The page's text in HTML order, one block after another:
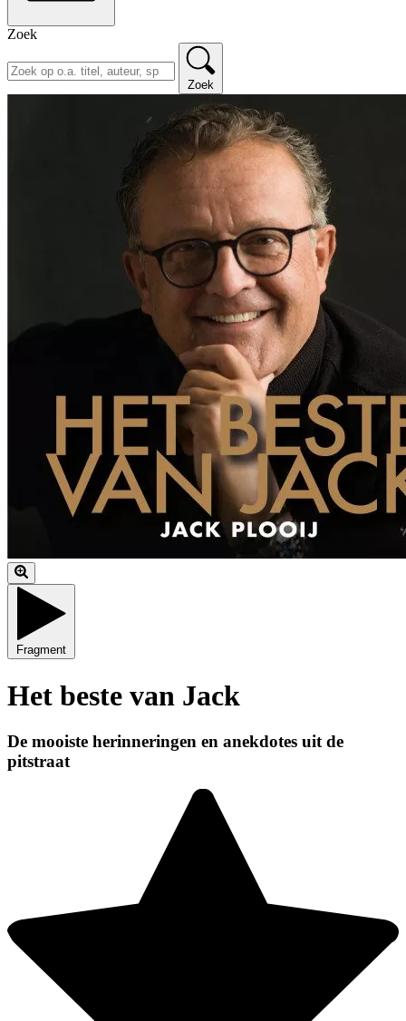
Zoek
Zoek
Fragment
Het beste van Jack
De mooiste herinneringen en anekdotes uit de
pitstraat